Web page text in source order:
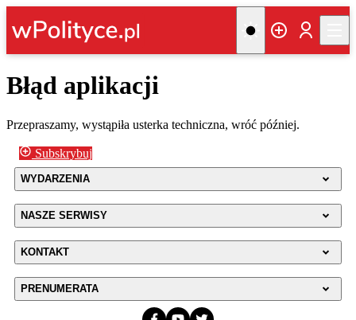
Błąd aplikacji
Przepraszamy, wystąpiła usterka techniczna, wróć później.
Subskrybuj
WYDARZENIA
NASZE SERWISY
KONTAKT
PRENUMERATA